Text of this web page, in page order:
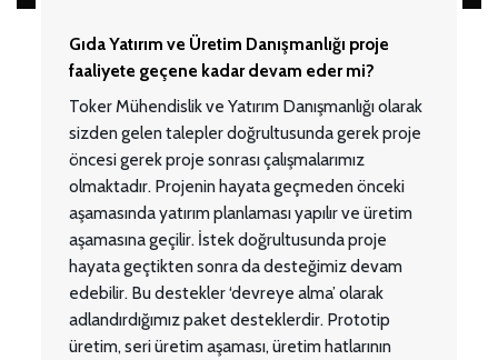
Gıda Yatırım ve Üretim Danışmanlığı proje
faaliyete geçene kadar devam eder mi?
Toker Mühendislik ve Yatırım Danışmanlığı olarak
sizden gelen talepler doğrultusunda gerek proje
öncesi gerek proje sonrası çalışmalarımız
olmaktadır. Projenin hayata geçmeden önceki
aşamasında yatırım planlaması yapılır ve üretim
aşamasına geçilir. İstek doğrultusunda proje
hayata geçtikten sonra da desteğimiz devam
edebilir. Bu destekler ‘devreye alma’ olarak
adlandırdığımız paket desteklerdir. Prototip
üretim, seri üretim aşaması, üretim hatlarının